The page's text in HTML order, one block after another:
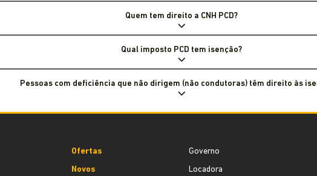
Quem tem direito a CNH PCD?
Qual imposto PCD tem isenção?
Pessoas com deficiência que não dirigem (não condutoras) têm direito às
Ofertas
Novos
Governo
Locadora